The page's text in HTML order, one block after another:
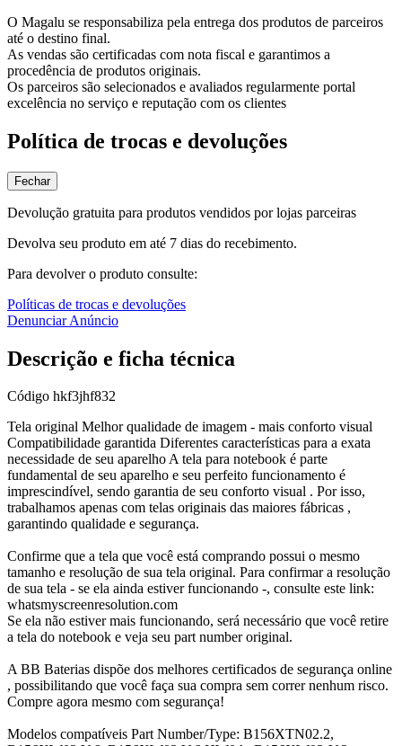
O Magalu se responsabiliza pela entrega dos produtos de parceiros
até o destino final.
As vendas são certificadas com nota fiscal e garantimos a
procedência de produtos originais.
Os parceiros são selecionados e avaliados regularmente portal
excelência no serviço e reputação com os clientes
Política de trocas e devoluções
Fechar
Devolução gratuita para produtos vendidos por lojas parceiras
Devolva seu produto em até 7 dias do recebimento.
Para devolver o produto consulte:
Políticas de trocas e devoluções
Denunciar Anúncio
Descrição e ficha técnica
Código hkf3jhf832
Tela original Melhor qualidade de imagem - mais conforto visual
Compatibilidade garantida Diferentes características para a exata
necessidade de seu aparelho A tela para notebook é parte
fundamental de seu aparelho e seu perfeito funcionamento é
imprescindível, sendo garantia de seu conforto visual . Por isso,
trabalhamos apenas com telas originais das maiores fábricas ,
garantindo qualidade e segurança.
Confirme que a tela que você está comprando possui o mesmo
tamanho e resolução de sua tela original. Para confirmar a resolução
de sua tela - se ela ainda estiver funcionando -, consulte este link:
whatsmyscreenresolution.com
Se ela não estiver mais funcionando, será necessário que você retire
a tela do notebook e veja seu part number original.
A BB Baterias dispõe dos melhores certificados de segurança online
, possibilitando que você faça sua compra sem correr nenhum risco.
Compre agora mesmo com segurança!
Modelos compatíveis Part Number/Type: B156XTN02.2,